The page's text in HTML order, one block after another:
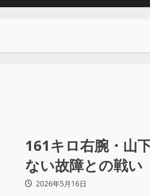
161キロ右腕・山
ない故障との戦い
2026年5月16日